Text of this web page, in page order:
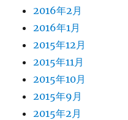
2016年2月
2016年1月
2015年12月
2015年11月
2015年10月
2015年9月
2015年2月